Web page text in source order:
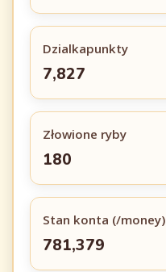
Dzialkapunkty
7,827
Złowione ryby
180
Stan konta (/money)
781,379